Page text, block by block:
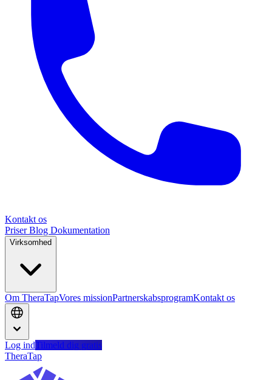
Kontakt os
PriserBlog Dokumentation
Virksomhed
Om TheraTapVores missionPartnerskabsprogramKontakt os
Log indTilmeld dig gratis
TheraTap